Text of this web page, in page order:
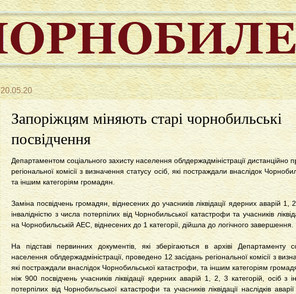
20.05.20
Запоріжцям міняють старі чорнобильські
посвідчення
Департаментом соціального захисту населення облдержадміністрації дистанційно
регіональної комісії з визначення статусу осіб, які постраждали внаслідок
та іншим категоріям громадян.
Заміна посвідчень громадян, віднесених до учасників ліквідації ядерних аварій 1,
інвалідністю з числа потерпілих від Чорнобильської катастрофи та учасників
на Чорнобильській АЕС, віднесених до 1 категорії, дійшла до логічного завершення.
На підставі первинних документів, які зберігаються в архіві Департаменту
населення облдержадміністрації, проведено 12 засідань регіональної комісії з
які постраждали внаслідок Чорнобильської катастрофи, та іншим категоріям
ніж 900 посвідчень учасників ліквідації ядерних аварій 1, 2, 3 категорій, осіб з
потерпілих від Чорнобильської катастрофи та учасників ліквідації наслідків